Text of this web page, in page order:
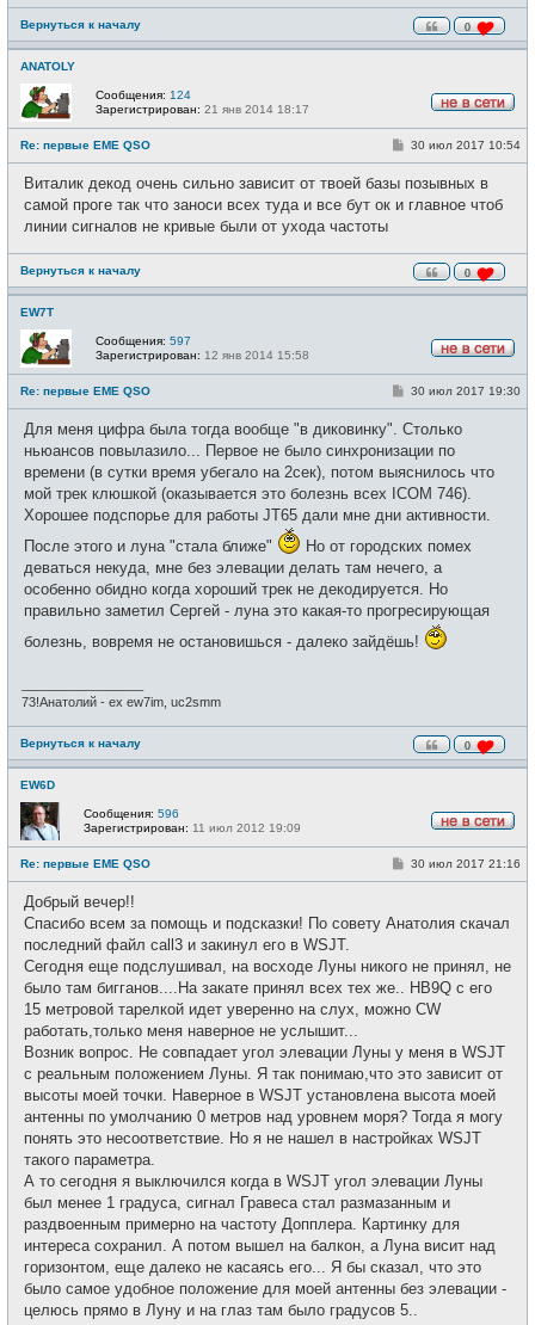
0
Вернуться к началу
ANATOLY
е
в
с
Сообщения: 124
Зарегистрирован: 21 янв 2014 18:17
Re: первые EME QSO
0
С
б
щ
е
30 июл 2017 10:54
Виталик декод очень сильно зависит от твоей базы позывных в
самой проге так что заноси всех туда и все бут ок и главное чтоб
линии сигналов не кривые были от ухода частоты
Вернуться к началу
EW7T
е
в
с
Сообщения: 597
Зарегистрирован: 12 янв 2014 15:58
Re: первые EME QSO
0
С
б
щ
н
и
30 июл 2017 19:30
Для меня цифра была тогда вообще "в диковинку". Столько
ньюансов повылазило... Первое не было синхронизации по
времени (в сутки время убегало на 2сек), потом выяснилось что
мой трек клюшкой (оказывается это болезнь всех ICOM 746).
Хорошее подспорье для работы JT65 дали мне дни активности.
После этого и луна "стала ближе"
Но от городских помех
деваться некуда, мне без элевации делать там нечего, а
особенно обидно когда хороший трек не декодируется. Но
правильно заметил Сергей - луна это какая-то прогресирующая
болезнь, вовремя не остановишься - далеко зайдёшь!
73!Анатолий - ex ew7im, uc2smm
Вернуться к началу
EW6D
е
в
с
Сообщения: 596
Зарегистрирован: 11 июл 2012 19:09
Re: первые EME QSO
С
щ
и
30 июл 2017 21:16
Добрый вечер!!
Спасибо всем за помощь и подсказки! По совету Анатолия скачал
последний файл call3 и закинул его в WSJT.
Сегодня еще подслушивал, на восходе Луны никого не принял, не
было там бигганов....На закате принял всех тех же.. HB9Q с его
15 метровой тарелкой идет уверенно на слух, можно CW
работать,только меня наверное не услышит...
Возник вопрос. Не совпадает угол элевации Луны у меня в WSJT
с реальным положением Луны. Я так понимаю,что это зависит от
высоты моей точки. Наверное в WSJT установлена высота моей
антенны по умолчанию 0 метров над уровнем моря? Тогда я могу
понять это несоответствие. Но я не нашел в настройках WSJT
такого параметра.
А то сегодня я выключился когда в WSJT угол элевации Луны
был менее 1 градуса, сигнал Гравеса стал размазанным и
раздвоенным примерно на частоту Допплера. Картинку для
интереса сохранил. А потом вышел на балкон, а Луна висит над
горизонтом, еще далеко не касаясь его... Я бы сказал, что это
было самое удобное положение для моей антенны без элевации -
целюсь прямо в Луну и на глаз там было градусов 5..